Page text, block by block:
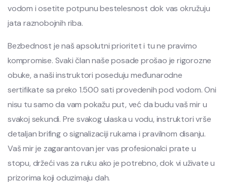
vodom i osetite potpunu bestelesnost dok vas okružuju
jata raznobojnih riba.
Bezbednost je naš apsolutni prioritet i tu ne pravimo
kompromise. Svaki član naše posade prošao je rigorozne
obuke, a naši instruktori poseduju međunarodne
sertifikate sa preko 1.500 sati provedenih pod vodom. Oni
nisu tu samo da vam pokažu put, već da budu vaš mir u
svakoj sekundi. Pre svakog ulaska u vodu, instruktori vrše
detaljan brifing o signalizaciji rukama i pravilnom disanju.
Vaš mir je zagarantovan jer vas profesionalci prate u
stopu, držeći vas za ruku ako je potrebno, dok vi uživate u
prizorima koji oduzimaju dah.